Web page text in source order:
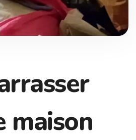
maison